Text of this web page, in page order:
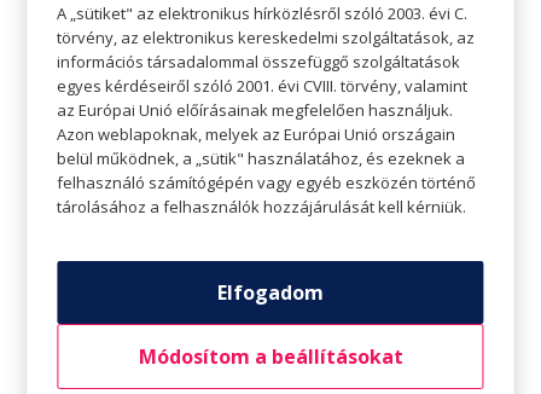
keret nem teszi lehetővé, nem kell vásárolnunk
minden távoli ismerősnek. Rendszerezzük, ki az,
aki kap, szorítkozzunk a szűkebb családra.
Készítsünk saját kezűleg ajándékot
Egy kis kreativitással kevés pénzből is nagyszerű
ajándékok készíthetők. Az interneten kis
megvalósításhoz pedig nem kell más csak az
alapanyagok, ügyesség és egy kis kitartás.
A „sütiket" az elektronikus hírközlésről szóló 2003. évi C.
törvény, az elektronikus kereskedelmi szolgáltatások, az
információs társadalommal összefüggő szolgáltatások
egyes kérdéseiről szóló 2001. évi CVIII. törvény, valamint
az Európai Unió előírásainak megfelelően használjuk.
Azon weblapoknak, melyek az Európai Unió országain
belül működnek, a „sütik" használatához, és ezeknek a
felhasználó számítógépén vagy egyéb eszközén történő
tárolásához a felhasználók hozzájárulását kell kérniük.
Elfogadom
Módosítom a beállításokat